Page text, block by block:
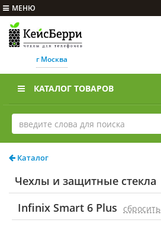
МЕНЮ
г Москва
КАТАЛОГ ТОВАРОВ
Каталог
Чехлы и защитные стекла
Infinix Smart 6 Plus
cбросить